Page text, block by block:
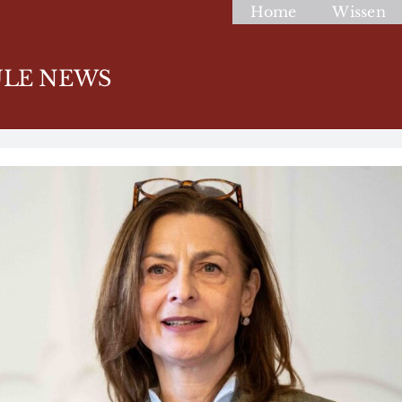
NEWS
Home Wissen